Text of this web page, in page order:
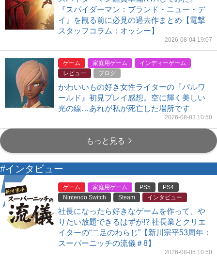
『スパイダーマン：ブランド・ニュー・デ
イ』を観る前に必見の過去作まとめ【電撃
スタッフコラム：オッシー】
2026-08-04 19:07
ゲーム 家庭用ゲーム
インディーゲーム
レビュー
ブログ
かわいいもの好き女性ライターの『パルワ
ールド』初見プレイ感想。空に輝く美しい
光の線…あれが私が死亡した場所です
2026-08-03 10:50
もっと見る
#インタビュー
ゲーム 家庭用ゲーム PS5
PS4
Nintendo Switch
Steam インタビュー
社長になったら好きなゲームを作って、や
りたい放題できるはずが!? 社長業とクリエ
イターの“二足のわらじ”【新川宗平53周年：
スーパーニッチの流儀＃8】
2026-08-05 10:50